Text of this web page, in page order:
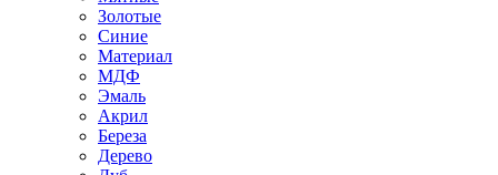
Золотые
Синие
Материал
МДФ
Эмаль
Акрил
Береза
Дерево